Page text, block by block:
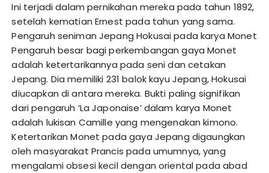
Ini terjadi dalam pernikahan mereka pada tahun 1892,
setelah kematian Ernest pada tahun yang sama.
Pengaruh seniman Jepang Hokusai pada karya Monet
Pengaruh besar bagi perkembangan gaya Monet
adalah ketertarikannya pada seni dan cetakan
Jepang. Dia memiliki 231 balok kayu Jepang, Hokusai
diucapkan di antara mereka. Bukti paling signifikan
dari pengaruh ‘La Japonaise’ dalam karya Monet
adalah lukisan Camille yang mengenakan kimono.
Ketertarikan Monet pada gaya Jepang digaungkan
oleh masyarakat Prancis pada umumnya, yang
mengalami obsesi kecil dengan oriental pada abad